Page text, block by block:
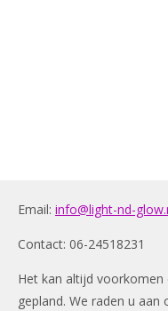
Email: info@light-nd-
Contact: 06-24518231
Het kan altijd
gepland. We raden u